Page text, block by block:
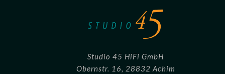
Studio 45 HiFi GmbH
Obernstr. 16, 28832 Achim